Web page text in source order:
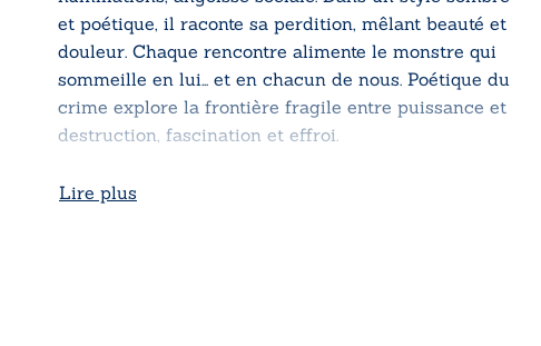
et poétique, il raconte sa perdition, mêlant beauté et
douleur. Chaque rencontre alimente le monstre qui
sommeille en lui… et en chacun de nous. Poétique du
crime explore la frontière fragile entre puissance et
destruction, fascination et effroi.
Lire plus